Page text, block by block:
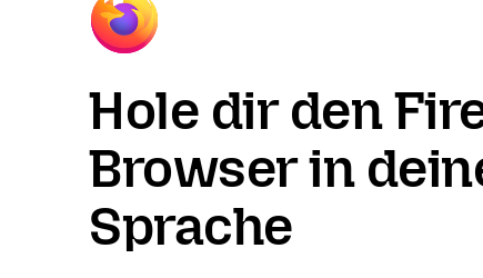
Hole dir den
Browser in
Sprache